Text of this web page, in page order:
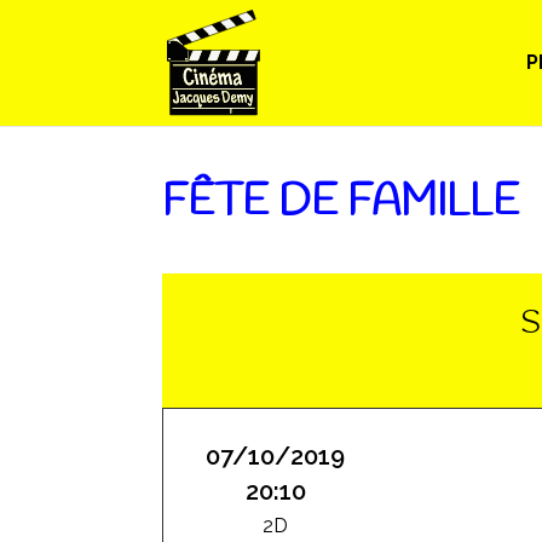
FÊTE DE FAMILLE
07/10/2019
20:10
2D